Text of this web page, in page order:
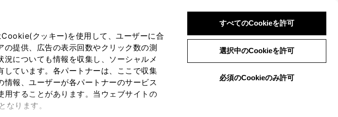
Cookie(クッキー)を使用して、ユーザーに合
提供、広告の表示回数やクリック数の測
についても情報を収集し、ソーシャルメ
ています。各パートナーは、ここで収集
報、ユーザーが各パートナーのサービス
することがあります。当ウェブサイトの
ります。
すべてのCookieを許可
選択中のCookieを許可
必須のCookieのみ許可
ログイン 検索 メニュー